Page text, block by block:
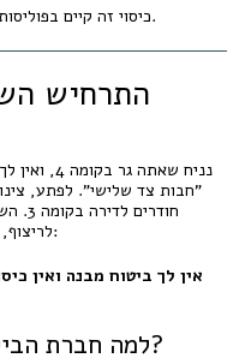
כיסוי זה קיים בפוליסות תכולה רבות – גם כאשר אין ביטוח מבנה.
נניח
"חבות צד שלישי". לפתע,
לריצוף, קירות ורהיטים.חברת הביטוח שלך אומרת:
"אין לך ביטוח מבנה ואין
🛑 למה חברת הביטוח טועה (ואולי מטעה)?